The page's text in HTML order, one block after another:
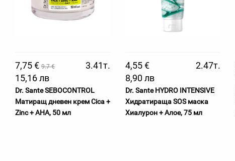
7,75 € 9.7 €
3.41т.
15,16 лв
Dr. Sante SEBOCONTROL
Матиращ дневен крем Cica +
Zinc + AHA, 50 мл
4,55 €
2.47т.
8,90 лв
Dr. Sante HYDRO INTENSIVE
Хидратираща SOS маска
Хиалурон + Алое, 75 мл